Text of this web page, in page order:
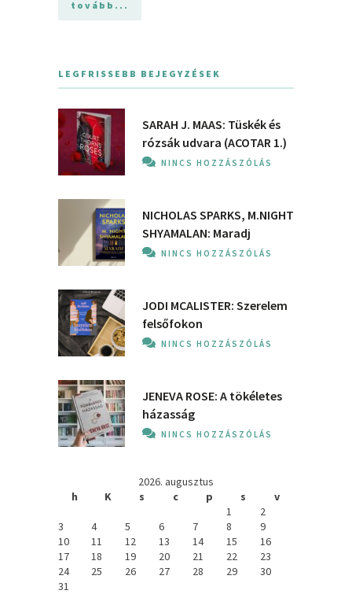
tovább...
LEGFRISSEBB BEJEGYZÉSEK
SARAH J. MAAS: Tüskék és
rózsák udvara (ACOTAR 1.)
NINCS HOZZÁSZÓLÁS
NICHOLAS SPARKS, M.NIGHT
SHYAMALAN: Maradj
NINCS HOZZÁSZÓLÁS
JODI MCALISTER: Szerelem
felsőfokon
NINCS HOZZÁSZÓLÁS
JENEVA ROSE: A ​tökéletes
házasság
NINCS HOZZÁSZÓLÁS
2026. augusztus
h
K s c p s
v
1
2
3
4 5 6 7 8
9
10
11 12 13 14 15
16
17
18 19 20 21 22
23
24
25 26 27 28 29
30
31